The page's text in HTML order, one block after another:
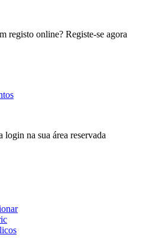
registo online? Registe-se agora
login na sua área reservada